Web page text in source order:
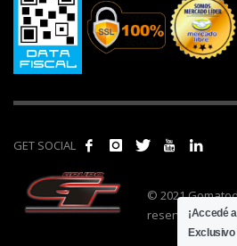
GET SOCIAL
© 2021
reservados. |
¡Accedé